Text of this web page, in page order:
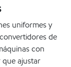
uniformes y
de
con
ajustar